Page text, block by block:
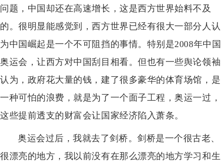
问题，中国却还在高速增长，这是西方世界始料不及
的。很明显能感觉到，西方世界已经有很大一部分人认
为中国崛起是一个不可阻挡的事情。特别是2008年中国
奥运会，让西方对中国刮目相看。但也有一些舆论领袖
认为，政府花大量的钱，建了很多豪华的体育场馆，是
一种可怕的浪费，就是为了一个面子工程，奥运一过，
这些提前透支的财富会让国家经济陷入萧条。
奥运会过后，我就去了剑桥。剑桥是一个很古老、
很漂亮的地方，我以前没有在那么漂亮的地方学习和生